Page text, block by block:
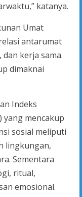
katanya.
Umat
antarumat
kerja sama.
dimaknai
Indeks
yang mencakup
sosial meliputi
lingkungan,
Sementara
ritual,
emosional.